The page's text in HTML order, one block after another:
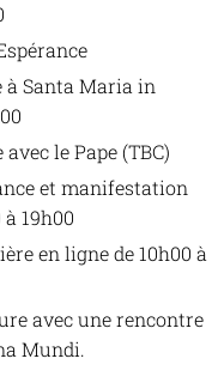
à Santa Maria in
le Pape (TBC)
et manifestation
19h00
en ligne de 10h00 à
avec une rencontre
Mundi.